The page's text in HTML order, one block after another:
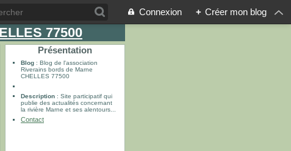
Connexion + Créer mon blog
77500
Présentation
Blog : Blog de l'association
Riverains bords de Marne
CHELLES 77500
Description : Site participatif qui
publie des actualités concernant
la rivière Marne et ses alentours...
Contact